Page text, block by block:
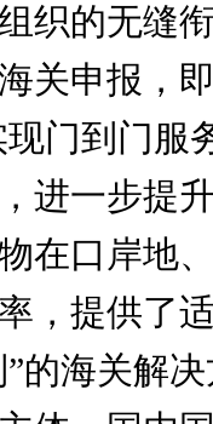
织的无缝
关申报，
现门到门服
进一步提
在口岸地
，提供了
的海关解